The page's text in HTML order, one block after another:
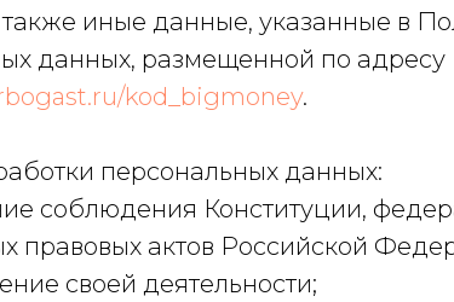
иные данные, указанные в
данных, размещенной по адресу
kod_bigmoney.
персональных данных:
соблюдения Конституции,
правовых актов Российской
своей деятельности;